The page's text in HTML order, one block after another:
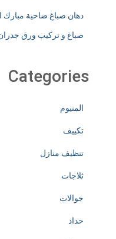
صباغ و تركيب ورق
Categories
المنيوم
تكييف
تنظيف منازل
ثلاجات
جوالات
حداد